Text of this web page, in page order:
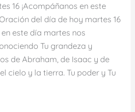
16 ¡Acompáñanos en este
del día de hoy martes 16
este día martes nos
Tu grandeza y
de Abraham, de Isaac y de
cielo y la tierra. Tu poder y Tu